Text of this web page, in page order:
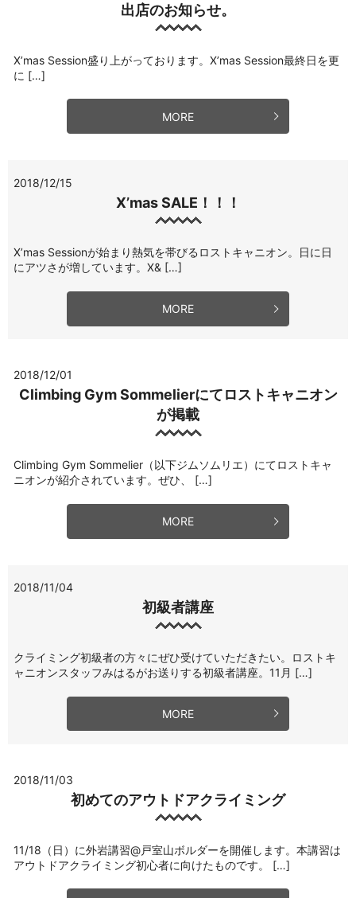
出店のお知らせ。
X’mas Session盛り上がっております。X’mas Session最終日を更
に […]
MORE
2018/12/15
X’mas SALE！！！
X’mas Sessionが始まり熱気を帯びるロストキャニオン。日に日
にアツさが増しています。X& […]
MORE
2018/12/01
Climbing Gym Sommelierにてロストキャニオン
が掲載
Climbing Gym Sommelier（以下ジムソムリエ）にてロストキャ
ニオンが紹介されています。ぜひ、 […]
MORE
2018/11/04
初級者講座
クライミング初級者の方々にぜひ受けていただきたい。ロストキ
ャニオンスタッフみはるがお送りする初級者講座。11月 […]
MORE
2018/11/03
初めてのアウトドアクライミング
11/18（日）に外岩講習@戸室山ボルダーを開催します。本講習は
アウトドアクライミング初心者に向けたものです。 […]